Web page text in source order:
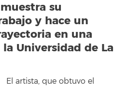
su
y hace un
en una
Universidad de La
El artista, que obtuvo el